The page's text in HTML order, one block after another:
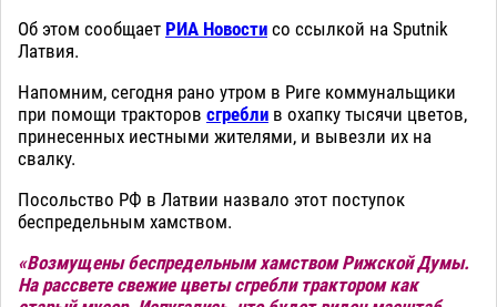
Об этом сообщает РИА Новости со ссылкой на Sputnik
Латвия.
Напомним, сегодня рано утром в Риге коммунальщики
при помощи тракторов сгребли в охапку тысячи цветов,
принесенных иестными жителями, и вывезли их на
свалку.
Посольство РФ в Латвии назвало этот поступок
беспредельным хамством.
«Возмущены беспредельным хамством Рижской Думы.
На рассвете свежие цветы сгребли трактором как